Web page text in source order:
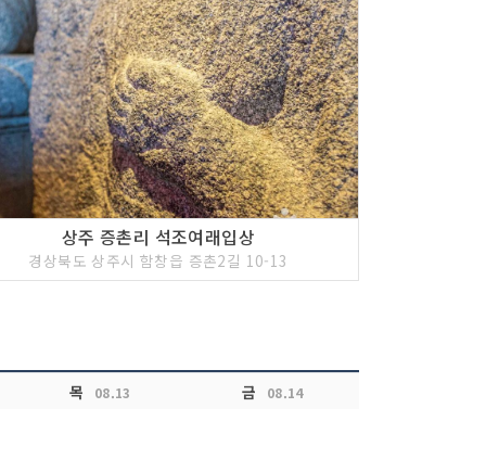
상주 증촌리 석조여래입상
경상북도 상주시 함창읍 증촌2길 10-13
목 08.13 금 08.14